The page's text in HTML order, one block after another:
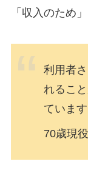
「収入のため
利用者
れるこ
ています
70歳現